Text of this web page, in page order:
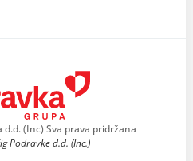
(Inc) Sva prava pridržana
Podravke d.d. (Inc.)